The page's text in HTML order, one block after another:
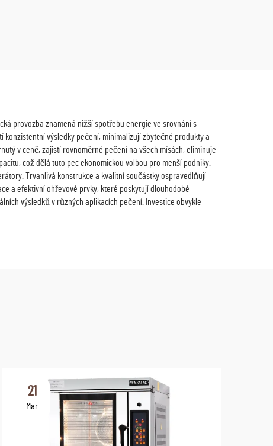
provozba znamená nižší spotřebu energie ve srovnání s
výsledky pečení, minimalizují zbytečné produkty a
v ceně, zajistí rovnoměrné pečení na všech mísách, eliminuje
což dělá tuto pec ekonomickou volbou pro menší podniky.
Trvanlivá konstrukce a kvalitní součástky ospravedlňují
a efektivní ohřevové prvky, které poskytují dlouhodobé
výsledků v různých aplikacích pečení. Investice obvykle
21
Mar